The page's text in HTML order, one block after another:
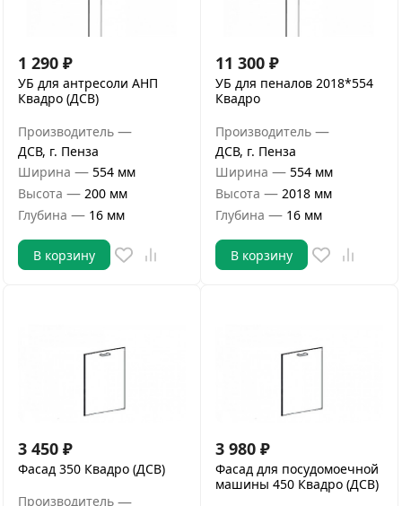
1 290 ₽
УБ для антресоли АНП
Квадро (ДСВ)
Производитель —
ДСВ, г. Пенза
Ширина — 554 мм
Высота — 200 мм
Глубина — 16 мм
В корзину
11 300 ₽
УБ для пеналов 2018*554
Квадро
Производитель —
ДСВ, г. Пенза
Ширина — 554 мм
Высота — 2018 мм
Глубина — 16 мм
В корзину
3 450 ₽
Фасад 350 Квадро (ДСВ)
Производитель —
3 980 ₽
Фасад для посудомоечной
машины 450 Квадро (ДСВ)